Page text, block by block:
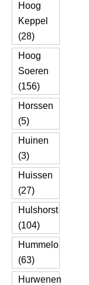
Hoog
Keppel
(28)
Hoog
Soeren
(156)
Horssen
(5)
Huinen
(3)
Huissen
(27)
Hulshorst
(104)
Hummelo
(63)
Hurwenen